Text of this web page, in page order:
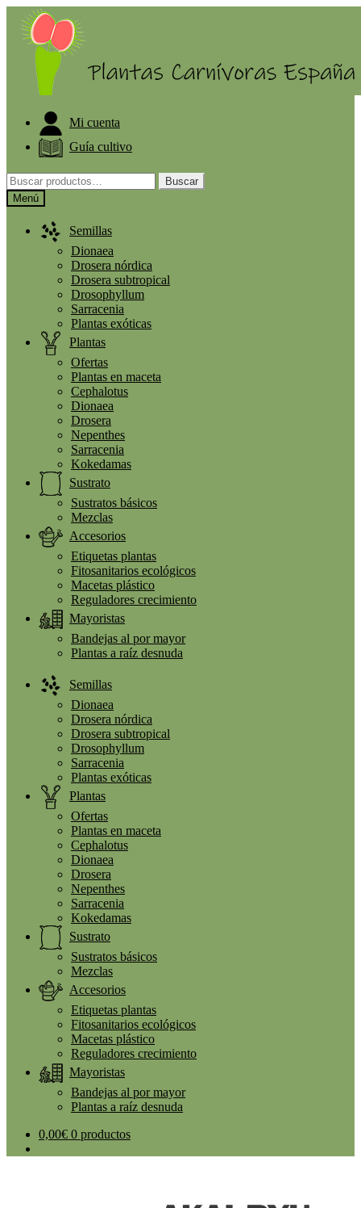
Mi cuenta
Guía cultivo
Buscar
Menú
Semillas
Dionaea
Drosera nórdica
Drosera subtropical
Drosophyllum
Sarracenia
Plantas exóticas
Plantas
Ofertas
Plantas en maceta
Cephalotus
Dionaea
Drosera
Nepenthes
Sarracenia
Kokedamas
Sustrato
Sustratos básicos
Mezclas
Accesorios
Etiquetas plantas
Fitosanitarios ecológicos
Macetas plástico
Reguladores crecimiento
Mayoristas
Bandejas al por mayor
Plantas a raíz desnuda
Semillas
Dionaea
Drosera nórdica
Drosera subtropical
Drosophyllum
Sarracenia
Plantas exóticas
Plantas
Ofertas
Plantas en maceta
Cephalotus
Dionaea
Drosera
Nepenthes
Sarracenia
Kokedamas
Sustrato
Sustratos básicos
Mezclas
Accesorios
Etiquetas plantas
Fitosanitarios ecológicos
Macetas plástico
Reguladores crecimiento
Mayoristas
Bandejas al por mayor
Plantas a raíz desnuda
0,00€ 0 productos
ELIGE PLANTA GRATIS A PARTIR DE 30€